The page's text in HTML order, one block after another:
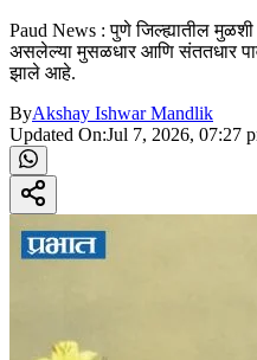
Paud News : पुणे जिल्ह्यातील
असलेल्या मुसळधार आणि संततधार
झाले आहे.
ByAkshay Ishwar Mandlik
Updated On:Jul 7, 2026, 07:27